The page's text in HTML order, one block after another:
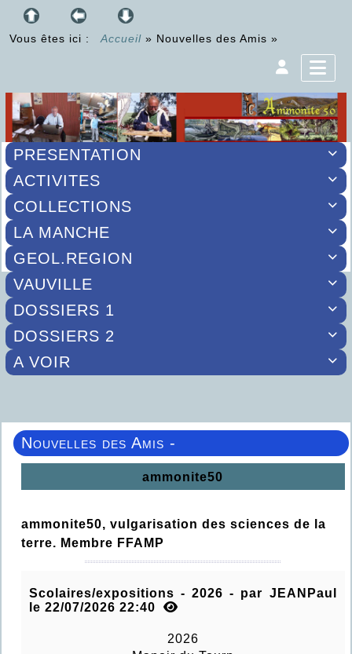
Vous êtes ici : Accueil » Nouvelles des Amis »

PRESENTATION

ACTIVITES

COLLECTIONS

LA MANCHE

GEOL.REGION

VAUVILLE

DOSSIERS 1

DOSSIERS 2

A VOIR
Nouvelles des Amis -
ammonite50
ammonite50, vulgarisation des sciences de la
terre. Membre FFAMP
Scolaires/expositions - 2026 - par JEANPaul
le 22/07/2026 22:40
2026